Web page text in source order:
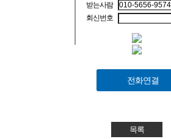
받는사람
회신번호
전화연결
목록